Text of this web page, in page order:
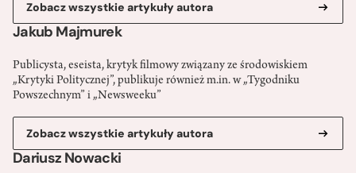
Zobacz wszystkie artykuły autora
Jakub Majmurek
Publicysta, eseista, krytyk filmowy związany ze środowiskiem
„Krytyki Politycznej”, publikuje również m.in. w „Tygodniku
Powszechnym” i „Newsweeku”
Zobacz wszystkie artykuły autora
Dariusz Nowacki